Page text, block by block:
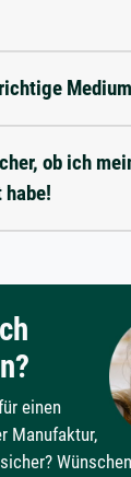
ob ich
einen
Manufaktur,